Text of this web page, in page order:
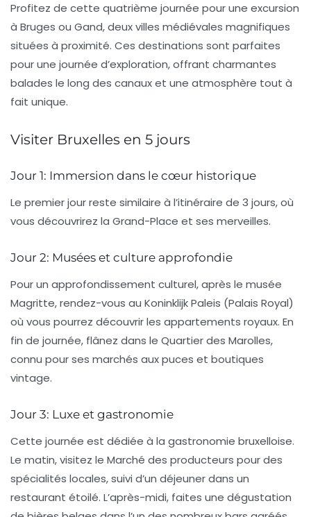
Profitez de cette quatrième journée pour une excursion
à Bruges ou Gand, deux villes médiévales magnifiques
situées à proximité. Ces destinations sont parfaites
pour une journée d’exploration, offrant charmantes
balades le long des canaux et une atmosphère tout à
fait unique.
Visiter Bruxelles en 5 jours
Jour 1: Immersion dans le cœur historique
Le premier jour reste similaire à l’itinéraire de 3 jours, où
vous découvrirez la Grand-Place et ses merveilles.
Jour 2: Musées et culture approfondie
Pour un approfondissement culturel, après le musée
Magritte, rendez-vous au Koninklijk Paleis (Palais Royal)
où vous pourrez découvrir les appartements royaux. En
fin de journée, flânez dans le Quartier des Marolles,
connu pour ses marchés aux puces et boutiques
vintage.
Jour 3: Luxe et gastronomie
Cette journée est dédiée à la gastronomie bruxelloise.
Le matin, visitez le Marché des producteurs pour des
spécialités locales, suivi d’un déjeuner dans un
restaurant étoilé. L’après-midi, faites une dégustation